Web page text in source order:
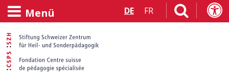
Menü DE FR